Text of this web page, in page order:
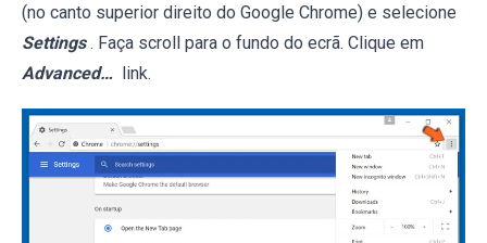
(no canto superior direito do Google Chrome) e selecione
Settings . Faça scroll para o fundo do ecrã. Clique em
Advanced…
link.